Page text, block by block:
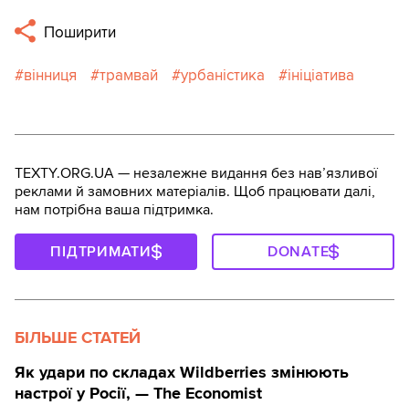
Поширити
вінниця трамвай урбаністика ініціатива
TEXTY.ORG.UA — незалежне видання без навʼязливої
реклами й замовних матеріалів. Щоб працювати далі,
нам потрібна ваша підтримка.
ПІДТРИМАТИ DONATE
БІЛЬШЕ СТАТЕЙ
Як удари по складах Wildberries змінюють
настрої у Росії, — The Economist